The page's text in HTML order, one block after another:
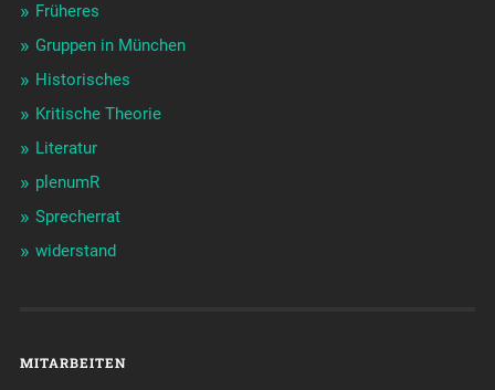
Früheres
Gruppen in München
Historisches
Kritische Theorie
Literatur
plenumR
Sprecherrat
widerstand
MITARBEITEN